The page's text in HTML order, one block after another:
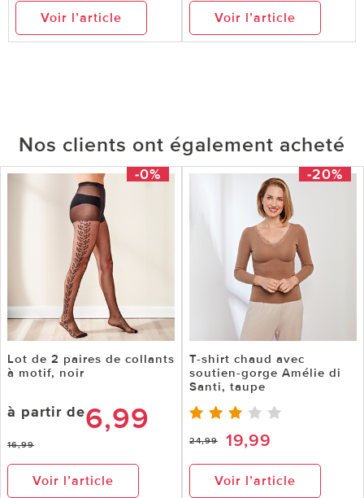
Voir l’article Voir l’article
Nos clients ont également acheté
-0%
Lot de 2 paires de collants
à motif, noir
à partir de6,99
16,99
Voir l’article
-20%
T-shirt chaud avec
soutien-gorge Amélie di
Santi, taupe
24,99 19,99
Voir l’article